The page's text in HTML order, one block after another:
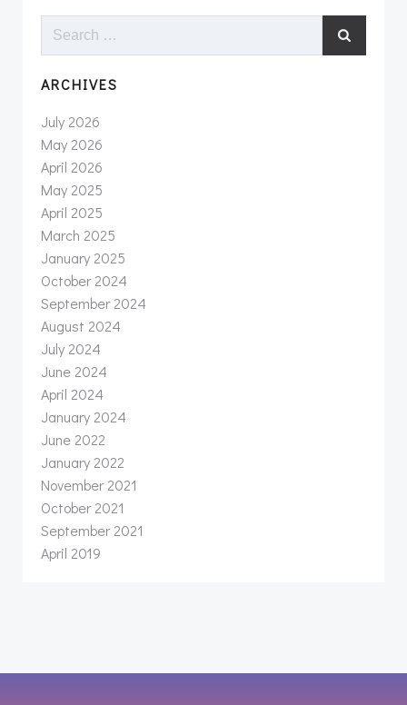
Search
ARCHIVES
July 2026
May 2026
April 2026
May 2025
April 2025
March 2025
January 2025
October 2024
September 2024
August 2024
July 2024
June 2024
April 2024
January 2024
June 2022
January 2022
November 2021
October 2021
September 2021
April 2019